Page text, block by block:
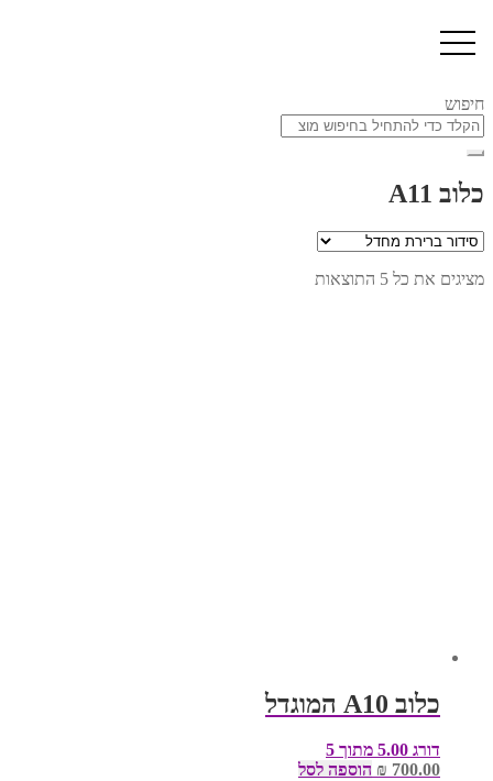
חיפוש
כלוב A11
מציגים את כל ⁦5⁩ התוצאות
כלוב A10 המוגדל
דורג 5.00 מתוך 5
₪ 700.00 הוספה לסל